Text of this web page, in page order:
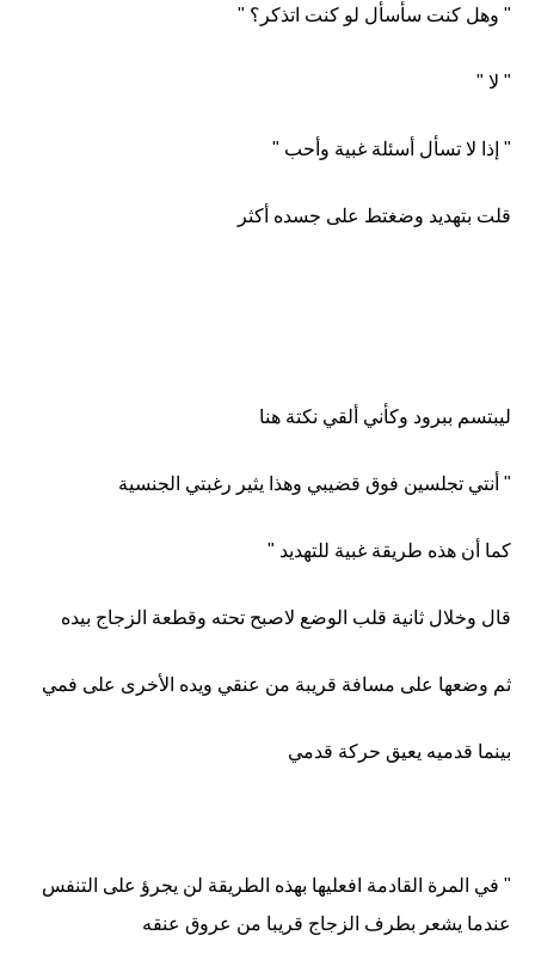
" وهل كنت سأسأل لو كنت اتذكر؟ "
" لا "
" إذا لا تسأل أسئلة غبية وأحب "
قلت بتهديد وضغتط على جسده أكثر
ليبتسم ببرود وكأني ألقي نكتة هنا
" أنتي تجلسين فوق قضيبي وهذا يثير رغبتي الجنسية
كما أن هذه طريقة غبية للتهديد "
قال وخلال ثانية قلب الوضع لاصبح تحته وقطعة الزجاج بيده
ثم وضعها على مسافة قريبة من عنقي ويده الأخرى على فمي
بينما قدميه يعيق حركة قدمي
" في المرة القادمة افعليها بهذه الطريقة لن يجرؤ على التنفس
عندما يشعر بطرف الزجاج قريبا من عروق عنقه